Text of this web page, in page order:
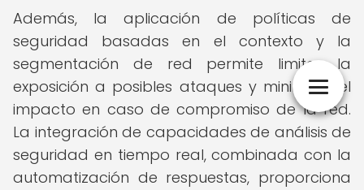
Además, la aplicación de políticas de
seguridad basadas en el contexto y la
segmentación de red permite limitar la
exposición a posibles ataques y minimizar el
impacto en caso de compromiso de la red.
La integración de capacidades de análisis de
seguridad en tiempo real, combinada con la
automatización de respuestas, proporciona